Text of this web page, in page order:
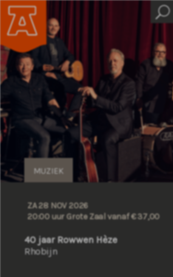
40 jaar Rowwen Hèze
Rhobijn
MUZIEK
ZA 28 NOV 2026
20:00 uur Grote Zaal vanaf € 37,00